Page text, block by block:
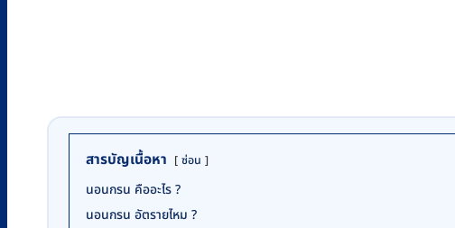
สารบัญเนื้อหา ซ่อน
นอนกรน คืออะไร ?
นอนกรน อัตรายไหม ?